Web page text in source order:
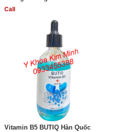
Call
Vitamin B5 BUTIQ Hàn Quốc